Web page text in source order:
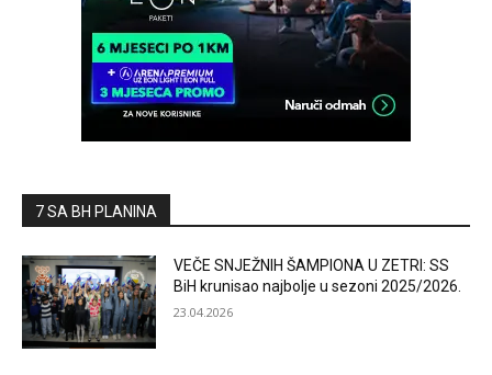
7 SA BH PLANINA
VEČE SNJEŽNIH ŠAMPIONA U ZETRI: SS
BiH krunisao najbolje u sezoni 2025/2026.
23.04.2026